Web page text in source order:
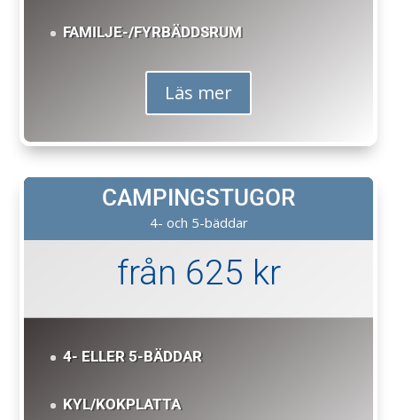
FAMILJE-/FYRBÄDDSRUM
Läs mer
CAMPINGSTUGOR
4- och 5-bäddar
från 625 kr
4- ELLER 5-BÄDDAR
KYL/KOKPLATTA